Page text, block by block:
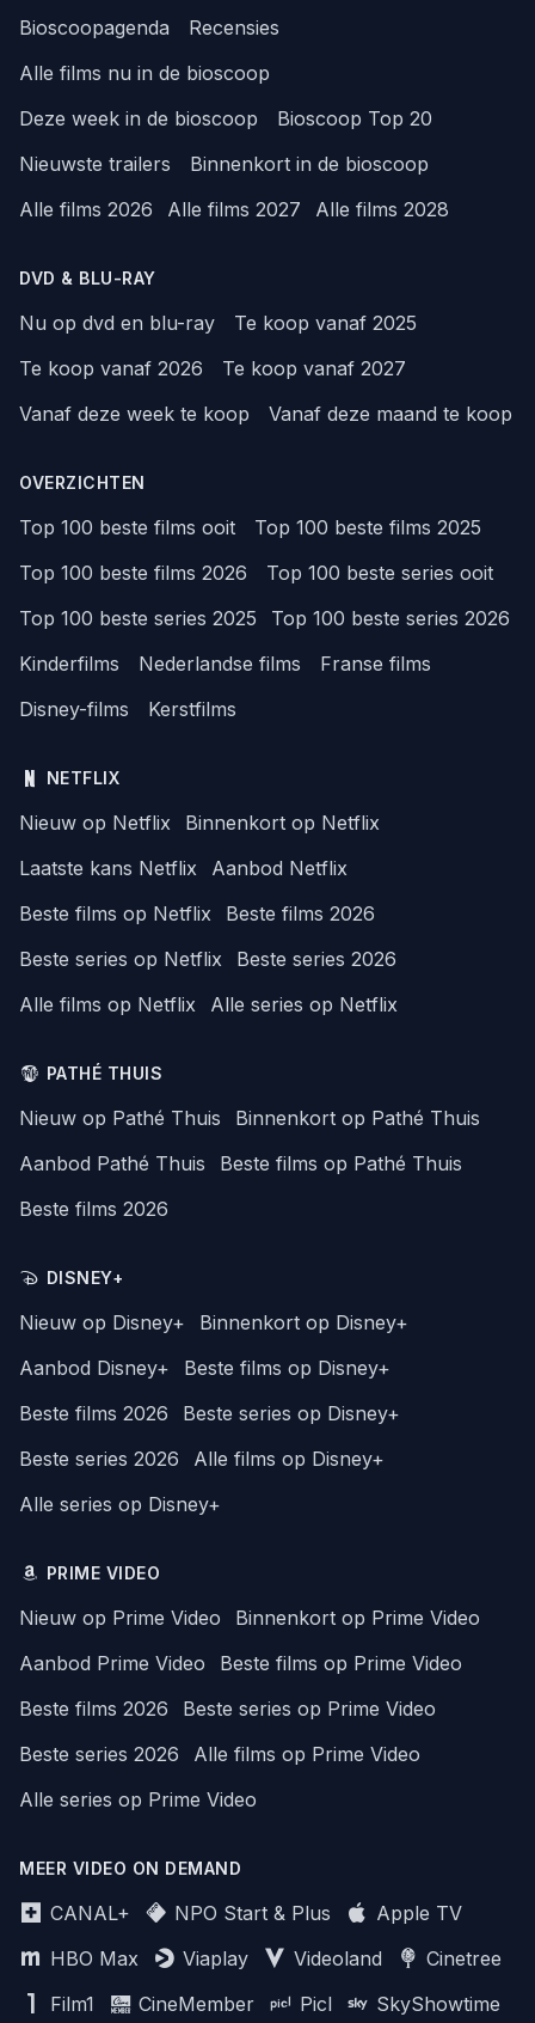
Bioscoopagenda
Recensies
Alle films nu in de bioscoop
Deze week in de bioscoop
Bioscoop Top 20
Nieuwste trailers
Binnenkort in de bioscoop
Alle films 2026
Alle films 2027 Alle films 2028
DVD & BLU-RAY
Nu op dvd en blu-ray
Te koop vanaf 2025
Te koop vanaf 2026
Te koop vanaf 2027
Vanaf deze week te koop
Vanaf deze maand te koop
OVERZICHTEN
Top 100 beste films ooit
Top 100 beste films 2025
Top 100 beste films 2026
Top 100 beste series ooit
Top 100 beste series 2025
Top 100 beste series 2026
Kinderfilms
Nederlandse films
Franse films
Disney-films
Kerstfilms
NETFLIX
Nieuw op Netflix
Binnenkort op Netflix
Laatste kans Netflix
Aanbod Netflix
Beste films op Netflix
Beste films 2026
Beste series op Netflix
Beste series 2026
Alle films op Netflix
Alle series op Netflix
PATHÉ THUIS
Nieuw op Pathé Thuis
Binnenkort op Pathé Thuis
Aanbod Pathé Thuis
Beste films op Pathé Thuis
Beste films 2026
DISNEY+
Nieuw op Disney+
Binnenkort op Disney+
Aanbod Disney+
Beste films op Disney+
Beste films 2026
Beste series op Disney+
Beste series 2026
Alle films op Disney+
Alle series op Disney+
PRIME VIDEO
Nieuw op Prime Video
Binnenkort op Prime Video
Aanbod Prime Video
Beste films op Prime Video
Beste films 2026
Beste series op Prime Video
Beste series 2026
Alle films op Prime Video
Alle series op Prime Video
MEER VIDEO ON DEMAND
CANAL+ NPO Start & Plus
Apple TV
HBO Max
Viaplay Videoland
Cinetree
Film1
CineMember Picl SkyShowtime